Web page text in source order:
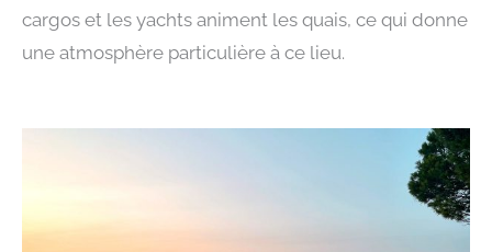
cargos et les yachts animent les quais, ce qui donne
une atmosphère particulière à ce lieu.